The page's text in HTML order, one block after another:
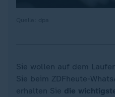
Sie wollen auf dem
Sie beim ZDFheute-
erhalten Sie die